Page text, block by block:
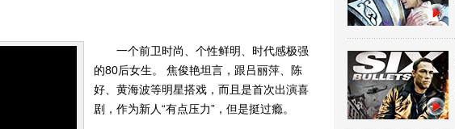
一个前卫时尚、个性鲜明、时代感极强
的80后女生。 焦俊艳坦言，跟吕丽萍、陈
好、黄海波等明星搭戏，而且是首次出演喜
剧，作为新人“有点压力”，但是挺过瘾。